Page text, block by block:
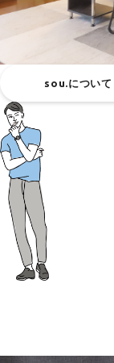
sou.について